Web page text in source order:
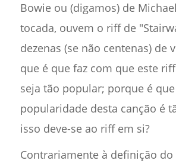
Bowie ou (digamos) de
tocada, ouvem o riff de
dezenas (se não centenas) de
que é que faz com que este
seja tão popular; porque é
popularidade desta canção é
isso deve-se ao riff em si?
Contrariamente à definição